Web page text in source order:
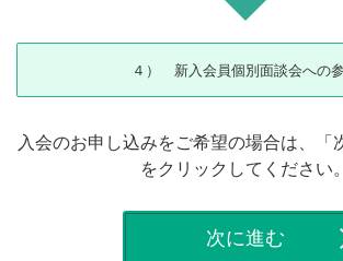
４） 新入会員個別面談会への
入会のお申し込みをご希望の場合は、「
をクリックしてください。